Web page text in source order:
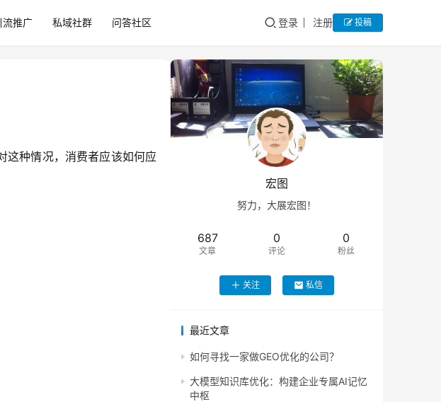
流推广 私域社群 问答社区 登录 注册 投稿
这种情况，消费者应该如何应
宏图
努力，大展宏图！
687
文章
0
评论
0
粉丝
关注 私信
最近文章
如何寻找一家做GEO优化的公司？
大模型知识库优化：构建企业专属AI记忆
中枢